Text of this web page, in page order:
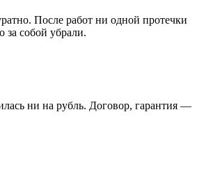
После работ ни одной протечки
за собой убрали.
ни на рубль. Договор, гарантия —